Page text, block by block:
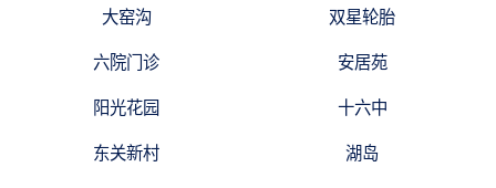
大窑沟 双星轮胎
六院门诊 安居苑
阳光花园 十六中
东关新村 湖岛